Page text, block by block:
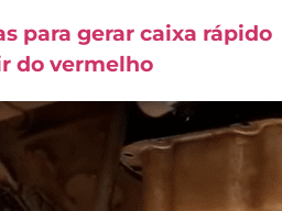
para gerar caixa rápido
do vermelho